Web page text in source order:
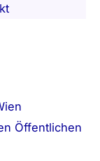
Öffentlichen